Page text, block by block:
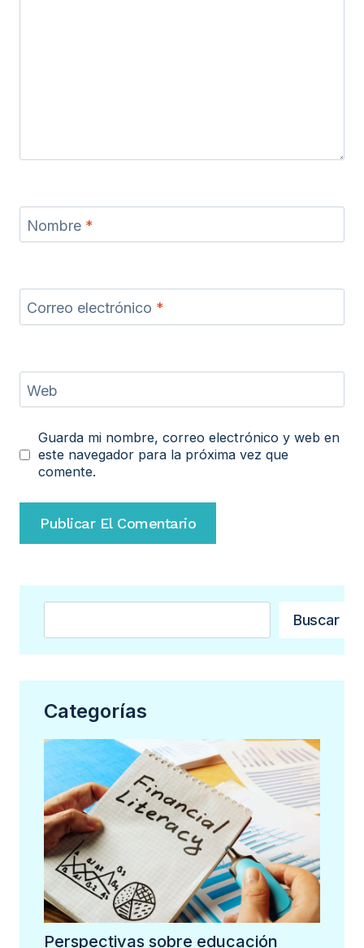
Nombre *
Correo electrónico *
Web
Guarda mi nombre, correo electrónico y web en
este navegador para la próxima vez que
comente.
Buscar
Categorías
Perspectivas sobre educación